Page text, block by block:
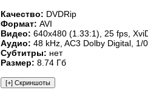
Качество: DVDRip
Формат: AVI
Видео: 640x480 (1.33:1), 25 fps,
Аудио: 48 kHz, AC3 Dolby Digital,
Субтитры: нет
Размер: 8.74 Гб